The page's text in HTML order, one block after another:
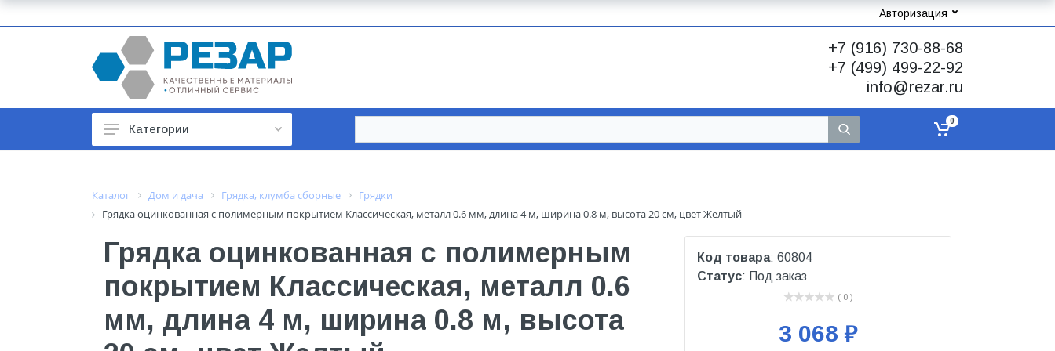
Авторизация
+7 (916) 730-88-68
+7 (499) 499-22-92
info@rezar.ru
Автотовары
Арматура строительная
Баки, гидроаккумуляторы
Бытовая техника
Бытовая химия
Категории
0
Каталог Дом и дача Грядка, клумба сборные
Грядки
Грядка оцинкованная с полимерным покрытием Классическая, металл 0.6 мм, длина 4 м, ширина 0.8 м, высота 20 см, цвет Желтый
Грядка оцинкованная с полимерным
покрытием Классическая, металл 0.6
мм, длина 4 м, ширина 0.8 м, высота
Код товара: 60804
Статус: Под заказ
( 0 )
3 068 ₽